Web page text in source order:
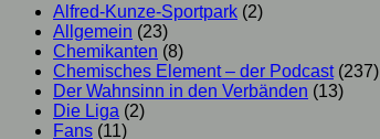
Alfred-Kunze-Sportpark (2)
Allgemein (23)
Chemikanten (8)
Chemisches Element – der Podcast(237)
Der Wahnsinn in den Verbänden (13)
Die Liga (2)
Fans (11)